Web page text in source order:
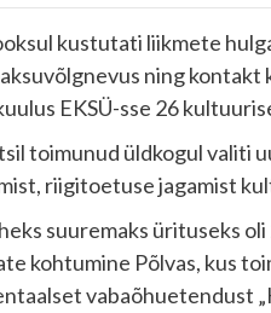
kustutati liikmete
ning kontakt
EKSÜ-sse 26
toimunud üldkogul valiti
riigitoetuse jagamist
suuremaks ürituseks
kohtumine Põlvas, kus
vabaõhuetendust